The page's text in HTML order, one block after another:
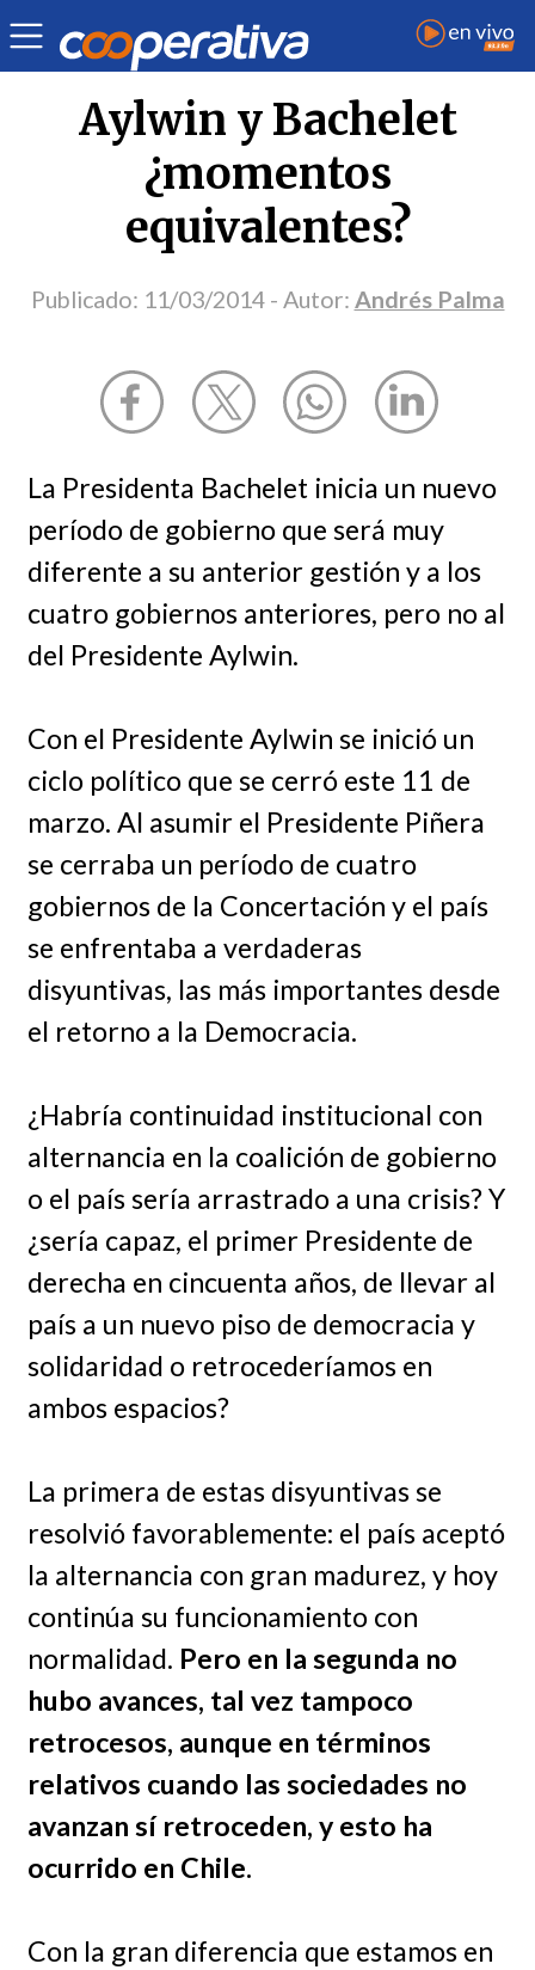
Opinión | Andrés Palma
Aylwin y Bachelet
¿momentos
equivalentes?
Publicado: 11/03/2014 - Autor: Andrés Palma
La Presidenta Bachelet inicia un nuevo
período de gobierno que será muy
diferente a su anterior gestión y a los
cuatro gobiernos anteriores, pero no al
del Presidente Aylwin.
Con el Presidente Aylwin se inició un
ciclo político que se cerró este 11 de
marzo. Al asumir el Presidente Piñera
se cerraba un período de cuatro
gobiernos de la Concertación y el país
se enfrentaba a verdaderas
disyuntivas, las más importantes desde
el retorno a la Democracia.
¿Habría continuidad institucional con
alternancia en la coalición de gobierno
o el país sería arrastrado a una crisis? Y
¿sería capaz, el primer Presidente de
derecha en cincuenta años, de llevar al
país a un nuevo piso de democracia y
solidaridad o retrocederíamos en
ambos espacios?
La primera de estas disyuntivas se
resolvió favorablemente: el país aceptó
la alternancia con gran madurez, y hoy
continúa su funcionamiento con
normalidad. Pero en la segunda no
hubo avances, tal vez tampoco
retrocesos, aunque en términos
relativos cuando las sociedades no
avanzan sí retroceden, y esto ha
ocurrido en Chile.
Con la gran diferencia que estamos en